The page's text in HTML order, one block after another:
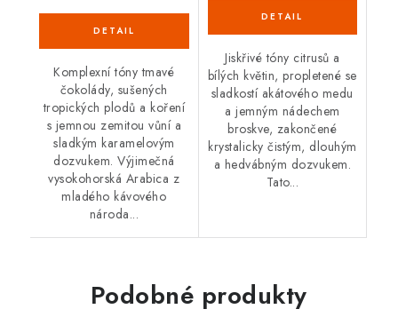
Komplexní tóny tmavé
čokolády, sušených
tropických plodů a koření
s jemnou zemitou vůní a
sladkým karamelovým
dozvukem. Výjimečná
vysokohorská Arabica z
mladého kávového
národa...
Jiskřivé tóny citrusů a
bílých květin, propletené se
sladkostí akátového medu
a jemným nádechem
broskve, zakončené
krystalicky čistým, dlouhým
a hedvábným dozvukem.
Tato...
Podobné produkty